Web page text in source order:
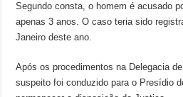
Segundo consta, o homem é acusado
apenas 3 anos. O caso teria sido
Janeiro deste ano.
Após os procedimentos na Delegacia
suspeito foi conduzido para o Presídio